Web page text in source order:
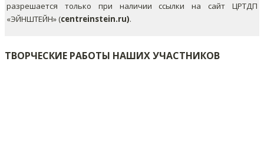
разрешается только при наличии ссылки на сайт ЦРТДП
«ЭЙНШТЕЙН» (centreinstein.ru).
ТВОРЧЕСКИЕ РАБОТЫ НАШИХ УЧАСТНИКОВ